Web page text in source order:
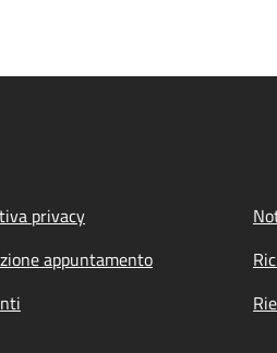
privacy
appuntamento